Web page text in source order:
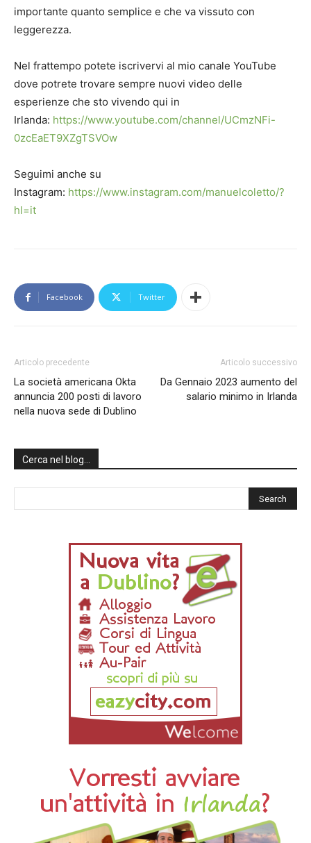
importante quanto semplice e che va vissuto con
leggerezza.
Nel frattempo potete iscrivervi al mio canale YouTube
dove potrete trovare sempre nuovi video delle
esperienze che sto vivendo qui in
Irlanda: https://www.youtube.com/channel/UCmzNFi-
0zcEaET9XZgTSVOw
Seguimi anche su
Instagram: https://www.instagram.com/manuelcoletto/?
hl=it
Facebook Twitter
Articolo precedente
La società americana Okta
annuncia 200 posti di lavoro
nella nuova sede di Dublino
Articolo successivo
Da Gennaio 2023 aumento del
salario minimo in Irlanda
Cerca nel blog…